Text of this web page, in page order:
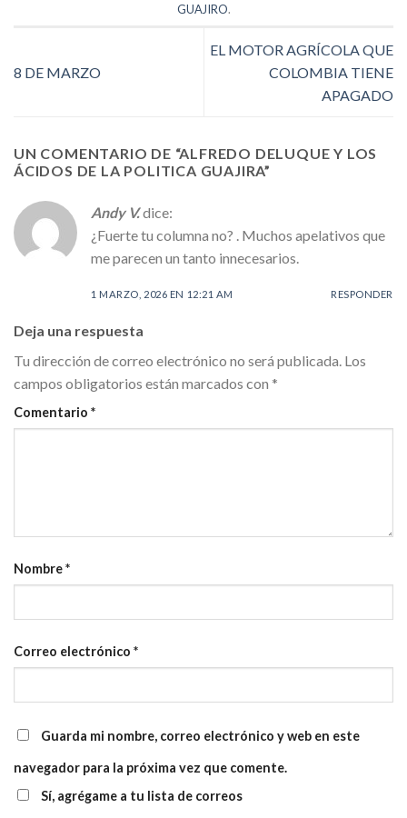
GUAJIRO.
8 DE MARZO
EL MOTOR AGRÍCOLA QUE
COLOMBIA TIENE
APAGADO
UN COMENTARIO DE “ALFREDO DELUQUE Y LOS
ÁCIDOS DE LA POLITICA GUAJIRA”
Andy V.dice:
¿Fuerte tu columna no? . Muchos apelativos que
me parecen un tanto innecesarios.
1 MARZO, 2026 EN 12:21 AM RESPONDER
Deja una respuesta
Tu dirección de correo electrónico no será publicada. Los
campos obligatorios están marcados con *
Comentario *
Nombre*
Correo electrónico *
Guarda mi nombre, correo electrónico y web en este
navegador para la próxima vez que comente.
Sí, agrégame a tu lista de correos